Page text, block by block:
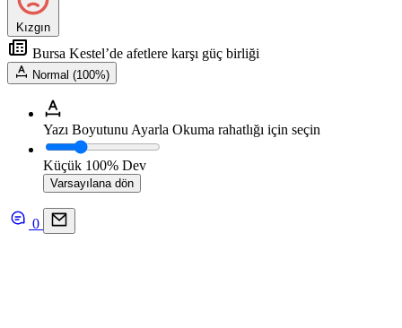
Kızgın
Bursa Kestel’de afetlere karşı güç birliği
Normal (100%)
Yazı Boyutunu Ayarla Okuma rahatlığı için seçin
Küçük 100% Dev
Varsayılana dön
0